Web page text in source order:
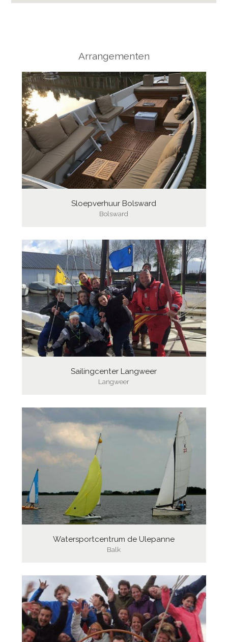
Arrangementen
Sloepverhuur Bolsward
Bolsward
Sailingcenter Langweer
Langweer
Watersportcentrum de Ulepanne
Balk